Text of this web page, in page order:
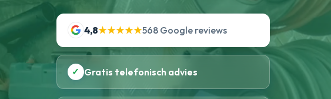
4,8★★★★★568 Google reviews
✓ Gratis telefonisch advies